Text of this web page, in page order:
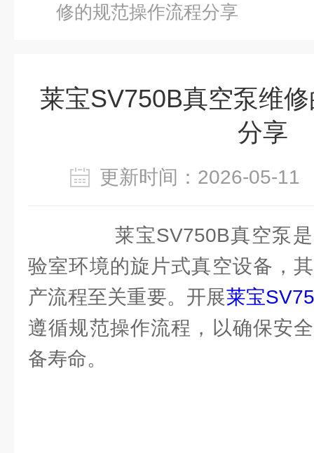
修的规范操作流程分享
莱宝SV750B真空泵维
分享
更新时间：2026-05-
莱宝SV750B真空泵是
验室环境的旋片式真空设备，
产流程至关重要。开展莱宝
遵循规范操作流程，以确保安
备寿命。